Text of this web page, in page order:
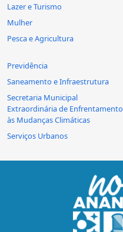
Lazer e Turismo
Mulher
Pesca e Agricultura
Previdência
Saneamento e Infraestrutura
Secretaria Municipal
Extraordinária de Enfrentamento
às Mudanças Climáticas
Serviços Urbanos